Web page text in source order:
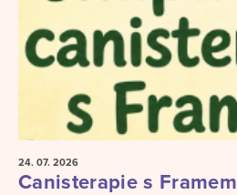
24. 07. 2026
Canisterapie s Framem